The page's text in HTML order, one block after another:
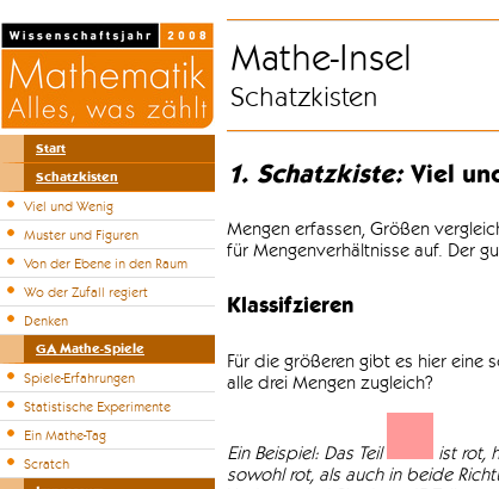
Start
Schatzkisten
Viel und Wenig
Muster und Figuren
Von der Ebene in den Raum
Wo der Zufall regiert
Denken
GA Mathe-Spiele
Spiele-Erfahrungen
Statistische Experimente
Ein Mathe-Tag
Scratch
Mathe-Insel
Schatzkisten
1. Schatzkiste:Viel
Mengen erfassen, Größen
für Mengenverhältnisse auf. Der
Klassifzieren
Für die größeren gibt es hier eine
alle drei Mengen zugleich?
Ein Beispiel: Das Teil
ist rot,
sowohl rot, als auch in beide